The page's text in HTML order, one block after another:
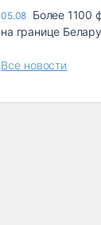
05.08 Более 1100
на границе
Все новости